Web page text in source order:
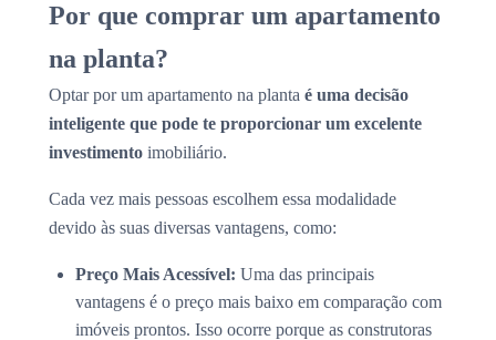
Por que comprar um apartamento
na planta?
Optar por um apartamento na planta é uma decisão
inteligente que pode te proporcionar um excelente
investimento imobiliário.
Cada vez mais pessoas escolhem essa modalidade
devido às suas diversas vantagens, como:
Preço Mais Acessível: Uma das principais
vantagens é o preço mais baixo em comparação com
imóveis prontos. Isso ocorre porque as construtoras